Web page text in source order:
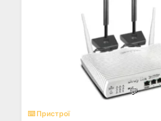
💬
⌨️ Пристрої